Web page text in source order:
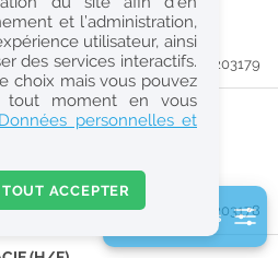
la France d'outre-mer
#203179
(H/F)
Sur-Eure
#203178
2 filtre(s) actifs
et l’administration,
utilisateur, ainsi
des services interactifs.
choix mais vous pouvez
tout moment en vous
Données personnelles et
TOUT ACCEPTER